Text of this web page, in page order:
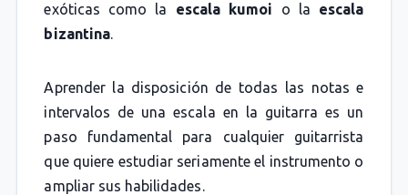
exóticas como la escala kumoi o la escala
bizantina.
Aprender la disposición de todas las notas e
intervalos de una escala en la guitarra es un
paso fundamental para cualquier guitarrista
que quiere estudiar seriamente el instrumento o
ampliar sus habilidades.